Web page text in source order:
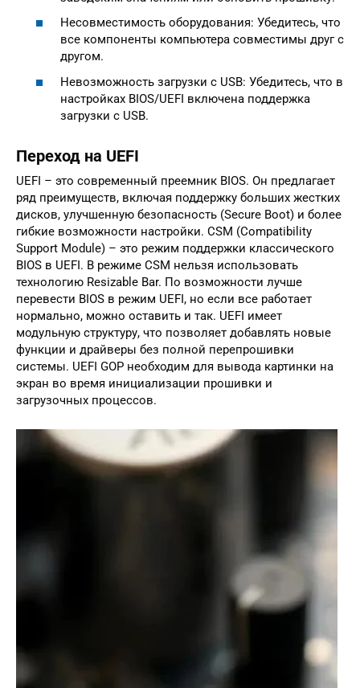
Несовместимость оборудования: Убедитесь, что
все компоненты компьютера совместимы друг с
другом.
Невозможность загрузки с USB: Убедитесь, что в
настройках BIOS/UEFI включена поддержка
загрузки с USB.
Переход на UEFI
UEFI – это современный преемник BIOS. Он предлагает
ряд преимуществ, включая поддержку больших жестких
дисков, улучшенную безопасность (Secure Boot) и более
гибкие возможности настройки. CSM (Compatibility
Support Module) – это режим поддержки классического
BIOS в UEFI. В режиме CSM нельзя использовать
технологию Resizable Bar. По возможности лучше
перевести BIOS в режим UEFI, но если все работает
нормально, можно оставить и так. UEFI имеет
модульную структуру, что позволяет добавлять новые
функции и драйверы без полной перепрошивки
системы. UEFI GOP необходим для вывода картинки на
экран во время инициализации прошивки и
загрузочных процессов.